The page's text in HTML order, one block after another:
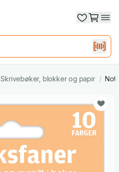
Skrivebøker, blokker og papir /